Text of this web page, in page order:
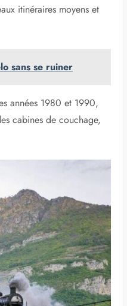
itinéraires moyens et
sans se ruiner
années 1980 et 1990,
cabines de couchage,